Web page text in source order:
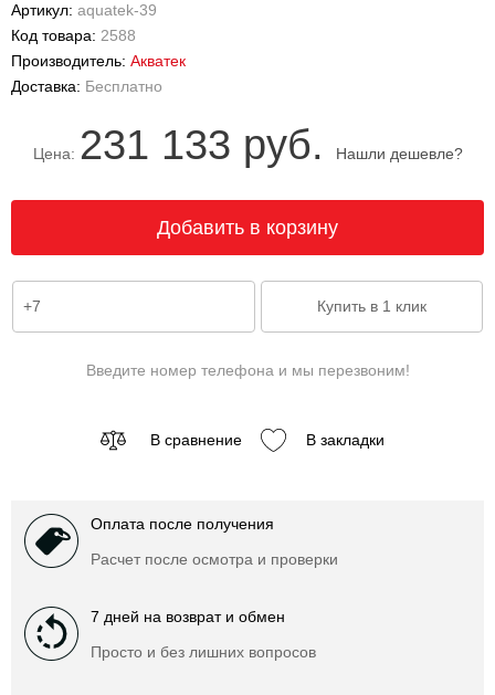
Артикул: aquatek-39
Код товара: 2588
Производитель: Акватек
Доставка: Бесплатно
Цена: 231 133 руб. Нашли дешевле?
Введите номер телефона и мы перезвоним!
В сравнение В закладки
Оплата после получения
Расчет после осмотра и проверки
7 дней на возврат и обмен
Просто и без лишних вопросов